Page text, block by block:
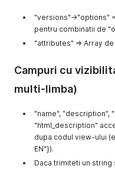
],
"...": [
]
"weight":
"parent": "ID
"group_key":
"stockManagement" :
"stock"
: "Stoc
"stockStatus"
"base_price"
"price": "Pret de
"versions"->"options"
pentru combinatii de
"attributes" => Array
Campuri cu
multi-limba)
"name", "description",
"html_description"
dupa codul view-ului
EN"}).
Daca trimiteti un